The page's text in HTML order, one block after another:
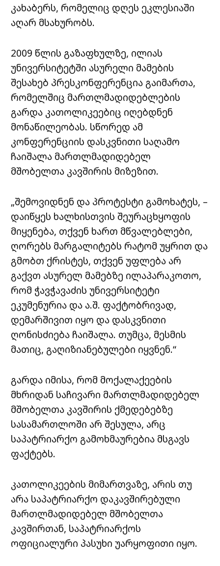
კახაბერს, რომელიც დღეს ეკლესიაში
აღარ მსახურობს.
2009 წლის გაზაფხულზე, ილიას
უნივერსიტეტში ასურელი მამების
შესახებ პრესკონფერენცია გაიმართა,
რომელშიც მართლმადიდებლების
გარდა კათოლიკეებიც იღებდნენ
მონაწილეობას. სწორედ ამ
კონფერენციის დასკვნითი საღამო
ჩაიშალა მართლმადიდებელ
მშობელთა კავშირის მიზეზით.
„შემოვიდნენ და პროტესტი გამოხატეს, –
დაიწყეს ხალხისთვის შეურაცხყოფის
მიყენება, თქვენ ხართ მწვალებლები,
ღორებს მარგალიტებს რატომ უყრით და
გმობთ ქრისტეს, თქვენ უფლება არ
გაქვთ ასურელ მამებზე ილაპარაკოთო,
რომ ჭავჭავაძის უნივერსიტეტი
ეკუმენურია და ა.შ. ფაქტობრივად,
დემარშივით იყო და დასკვნითი
ღონისძიება ჩაიშალა. თუმცა, მესმის
მათიც, გაღიზიანებულები იყვნენ.“
გარდა იმისა, რომ მოქალაქეების
მხრიდან საჩივარი მართლმადიდებელ
მშობელთა კავშირის ქმედებებზე
სასამართლოში არ შესულა, არც
საპატრიარქო გამოხმაურებია მსგავს
ფაქტებს.
კათოლიკეების მიმართვაზე, არის თუ
არა საპატრიარქო დაკავშირებული
მართლმადიდებელ მშობელთა
კავშირთან, საპატრიარქოს
ოფიციალური პასუხი უარყოფითი იყო.